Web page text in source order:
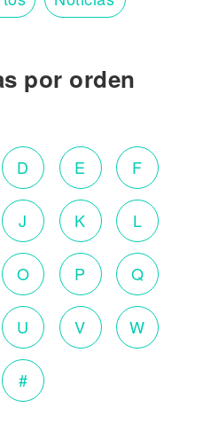
por orden
D E F
J K L
O P Q
U V W
#